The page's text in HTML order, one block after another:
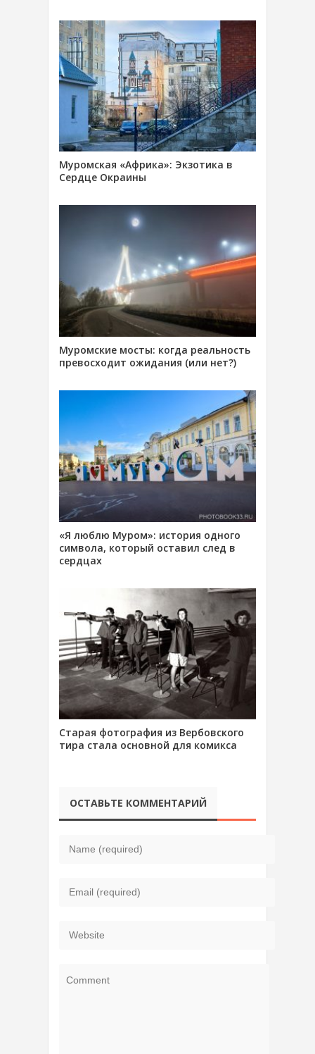
Муромская «Африка»: Экзотика в
Сердце Окраины
Муромские мосты: когда реальность
превосходит ожидания (или нет?)
«Я люблю Муром»: история одного
символа, который оставил след в
сердцах
Старая фотография из Вербовского
тира стала основной для комикса
ОСТАВЬТЕ КОММЕНТАРИЙ